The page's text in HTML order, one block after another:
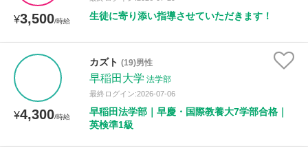
¥3,500/時給 生徒に寄り添い指導させていただきます！
¥4,300/時給
カズト (19)男性
早稲田大学 法学部
最終ログイン:2026-07-06
早稲田法学部｜早慶・国際教養大7学部合格｜
英検準1級